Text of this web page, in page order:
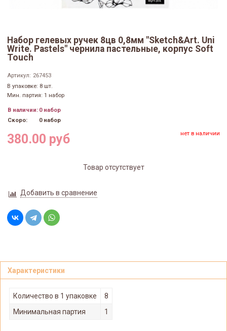
Набор гелевых ручек 8цв 0,8мм "Sketch&Art. Uni
Write. Pastels" чернила пастельные, корпус Soft
Touch
Артикул: 267453
В упаковке: 8 шт.
Мин. партия: 1 набор
В наличии: 0 набор
Скоро:
0 набор
380.00 руб нет в наличии
Товар отсутствует
Добавить в сравнение
Характеристики
Количество в 1 упаковке
8
Минимальная партия
1